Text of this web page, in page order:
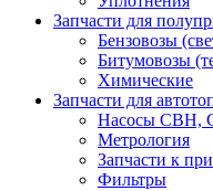
Запчасти для
Бензовозы
Битумовозы
Химические
Запчасти для
Насосы
Метрология
Запчасти к
Фильтры